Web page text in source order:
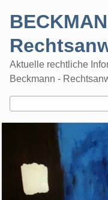
Aktuelle rechtliche
Beckmann -